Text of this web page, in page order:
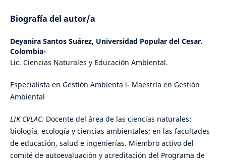
Biografía del autor/a
Deyanira Santos Suárez, Universidad Popular del Cesar.
Colombia-
Lic. Ciencias Naturales y Educación Ambiental.
Especialista en Gestión Ambienta l- Maestría en Gestión
Ambiental
LIK CVLAC: Docente del área de las ciencias naturales:
biología, ecología y ciencias ambientales; en las facultades
de educación, salud e ingenierías. Miembro activo del
comité de autoevaluación y acreditación del Programa de